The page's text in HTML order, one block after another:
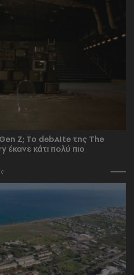
Z; Το debAIte της The
κάτι πολύ πιο